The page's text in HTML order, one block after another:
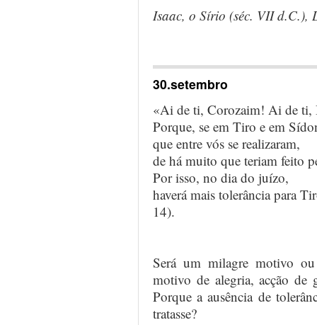
Isaac, o Sírio (séc. VII d.C.),
30.setembro
«Ai de ti, Corozaim! Ai de ti,
Porque, se em Tiro e em
que entre vós se realizaram,
de há muito que teriam feito
Por isso, no dia do juízo,
haverá mais tolerância para
14).
Será um milagre motivo ou
motivo de alegria, acção de
Porque a ausência de
tratasse?